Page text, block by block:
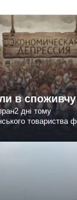
в
2 дні тому
товариства